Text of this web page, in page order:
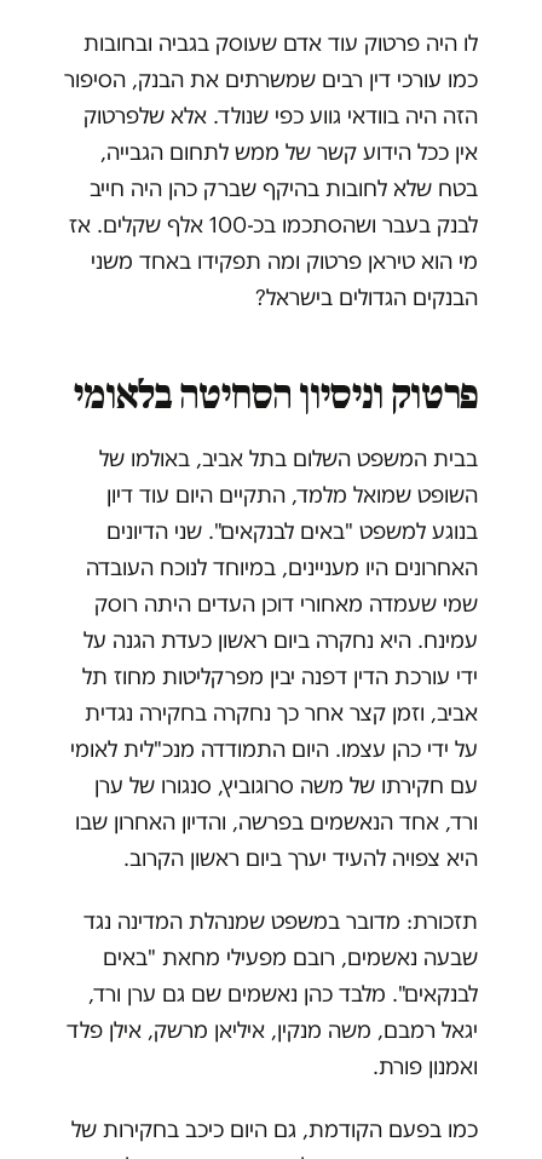
לו היה פרטוק עוד אדם שעוסק בגביה ובחובות
כמו עורכי דין רבים שמשרתים את הבנק, הסיפור
הזה היה בוודאי גווע כפי שנולד. אלא שלפרטוק
אין ככל הידוע קשר של ממש לתחום הגבייה,
בטח שלא לחובות בהיקף שברק כהן היה חייב
לבנק בעבר ושהסתכמו בכ-100 אלף שקלים. אז
מי הוא טיראן פרטוק ומה תפקידו באחד משני
הבנקים הגדולים בישראל?
פרטוק וניסיון הסחיטה בלאומי
בבית המשפט השלום בתל אביב, באולמו של
השופט שמואל מלמד, התקיים היום עוד דיון
בנוגע למשפט "באים לבנקאים". שני הדיונים
האחרונים היו מעניינים, במיוחד לנוכח העובדה
שמי שעמדה מאחורי דוכן העדים היתה רוסק
עמינח. היא נחקרה ביום ראשון כעדת הגנה על
ידי עורכת הדין דפנה יבין מפרקליטות מחוז תל
אביב, וזמן קצר אחר כך נחקרה בחקירה נגדית
על ידי כהן עצמו. היום התמודדה מנכ"לית לאומי
עם חקירתו של משה סרוגוביץ, סנגורו של ערן
ורד, אחד הנאשמים בפרשה, והדיון האחרון שבו
היא צפויה להעיד יערך ביום ראשון הקרוב.
תזכורת: מדובר במשפט שמנהלת המדינה נגד
שבעה נאשמים, רובם מפעילי מחאת "באים
לבנקאים". מלבד כהן נאשמים שם גם ערן ורד,
יגאל רמבם, משה מנקין, איליאן מרשק, אילן פלד
ואמנון פורת.
כמו בפעם הקודמת, גם היום כיכב בחקירות של